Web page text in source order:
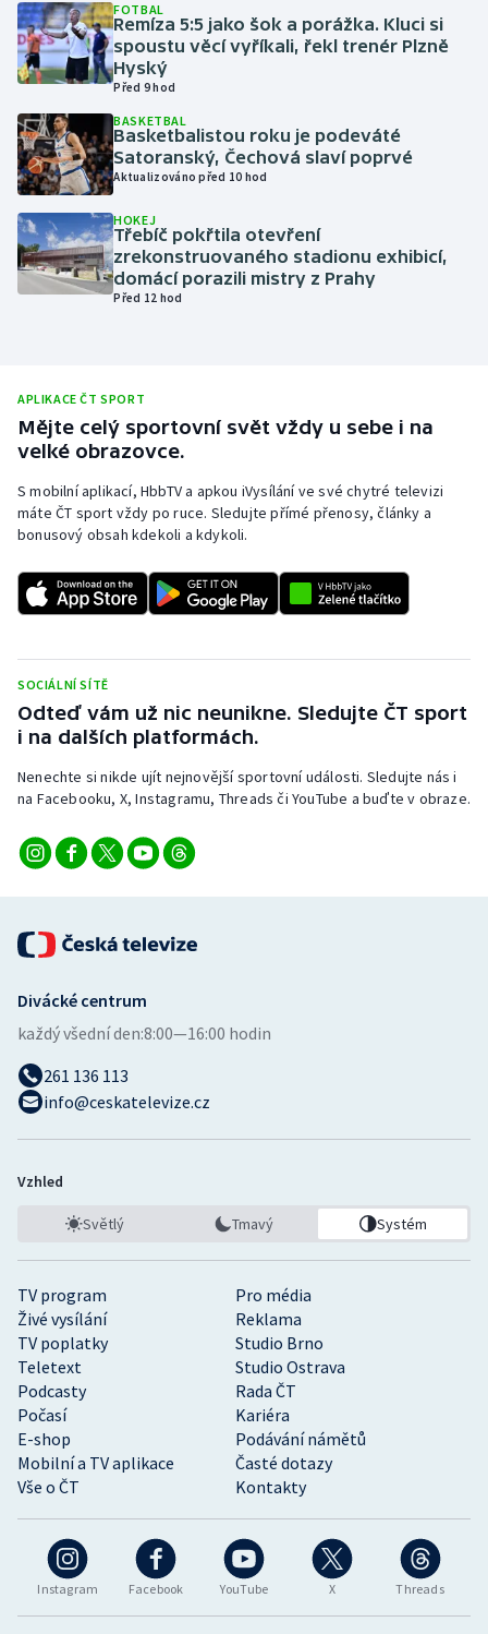
Lyže a snowboard
Moderní pětiboj
Motorsport
Olympijské hry
Parasport
Ragby
Rychlobruslení
Rychlostní kanoistika
Short track
Sportovní střelba
Stolní tenis
Triatlon
Veslování
Ostatní
FOTBAL
Remíza 5:5 jako šok a porážka. Kluci si
spoustu věcí vyříkali, řekl trenér Plzně
Hyský
Před 9 hod
BASKETBAL
Basketbalistou roku je podeváté
Satoranský, Čechová slaví poprvé
Aktualizováno před 10 hod
HOKEJ
Třebíč pokřtila otevření
zrekonstruovaného stadionu exhibicí,
domácí porazili mistry z Prahy
Před 12 hod
APLIKACE ČT SPORT
Mějte celý sportovní svět vždy u sebe i na
velké obrazovce.
S mobilní aplikací, HbbTV a apkou iVysílání ve své chytré televizi
máte ČT sport vždy po ruce. Sledujte přímé přenosy, články a
bonusový obsah kdekoli a kdykoli.
SOCIÁLNÍ SÍTĚ
Odteď vám už nic neunikne. Sledujte ČT sport
i na dalších platformách.
Nenechte si nikde ujít nejnovější sportovní události. Sledujte nás i
na Facebooku, X, Instagramu, Threads či YouTube a buďte v obraze.
Instagram Facebook YouTube X Threads
TV program
Pro média
Živé vysílání
Reklama
TV poplatky
Studio Brno
Teletext
Studio Ostrava
Podcasty
Rada ČT
Počasí
Kariéra
E-shop
Podávání námětů
Mobilní a TV aplikace
Časté dotazy
Vše o ČT
Kontakty
Divácké centrum
každý všední den:8:00—16:00 hodin
261 136 113
info@ceskatelevize.cz
Vzhled
Světlý Tmavý Systém